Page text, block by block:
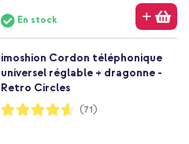
En stock
imoshion Cordon téléphonique
universel réglable + dragonne -
Retro Circles
Notation:
92%
(71)